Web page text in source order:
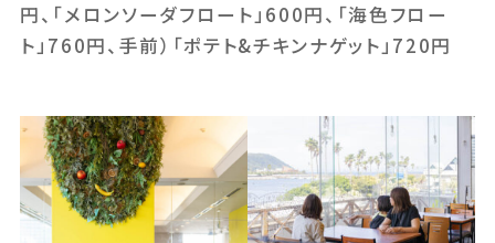
円、「メロンソーダフロート」600円、「海色フロー
ト」760円、手前）「ポテト&チキンナゲット」720円